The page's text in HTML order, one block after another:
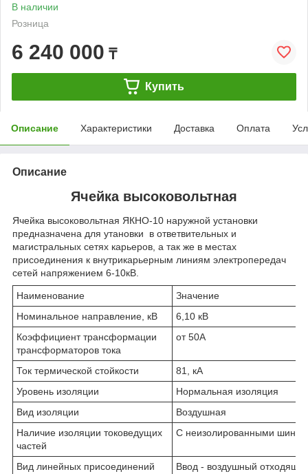
В наличии
Розница
6 240 000 ₸
Купить
Описание Характеристики Доставка Оплата
Описание
Ячейка высоковольтная
Ячейка высоковольтная ЯКНО-10 наружной установки
предназначена для утановки в ответвительных и
магистральных сетях карьеров, а так же в местах
присоединения к внутрикарьерным линиям электропередач
сетей напряжением 6-10кВ.
Наименование
Значение
Номинальное направление, кВ
6,10 кВ
Коэффициент трансформации
трансформаторов тока
от 50А
Ток термической стойкости
81, кА
Уровень изоляции
Нормальная изоляция
Вид изоляции
Воздушная
Наличие изоляции токоведущих
частей
С неизолированными
Вид линейных присоединений
Ввод - воздушный